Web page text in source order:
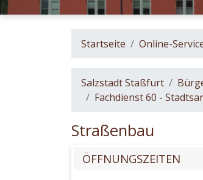
Startseite Online-
Salzstadt Staßfurt
Fachdienst 60 -
Straßenbau
ÖFFNUNGSZEITEN